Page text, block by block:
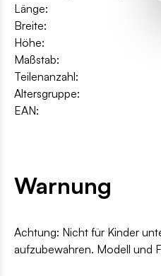
Länge:
Breite:
Höhe:
Maßstab:
Teilenanzahl:
Altersgruppe:
EAN:
Warnung
Achtung: Nicht für Kinder
aufzubewahren. Modell und